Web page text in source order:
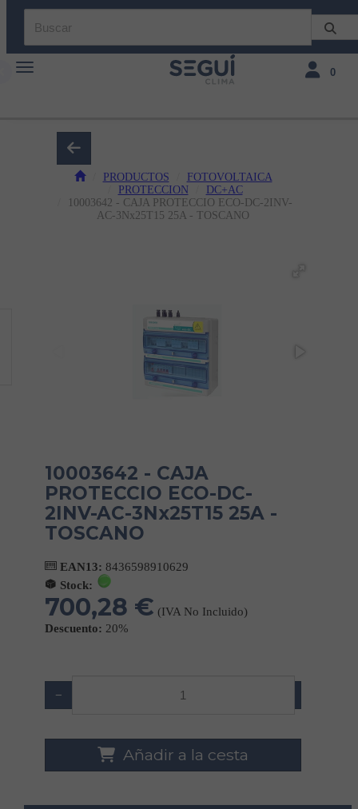
Toggle navigation Toggle
0
PRODUCTOS
FOTOVOLTAICA
PROTECCION
DC+AC
10003642 - CAJA PROTECCIO ECO-DC-2INV-
AC-3Nx25T15 25A - TOSCANO
10003642 - CAJA
PROTECCIO ECO-DC-
2INV-AC-3Nx25T15 25A -
TOSCANO
EAN13: 8436598910629
Stock:
700,28 € (IVA No Incluido)
Descuento: 20%
−
Añadir a la cesta